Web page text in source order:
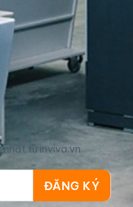
nhất từ inviva.vn